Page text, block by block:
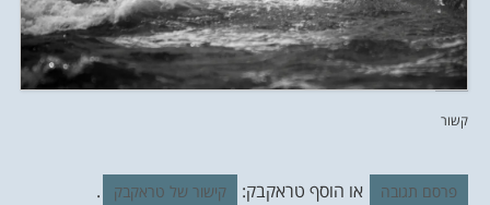
קשור
פרסם תגובה או הוסף טראקבק: קישור של טראקבק .